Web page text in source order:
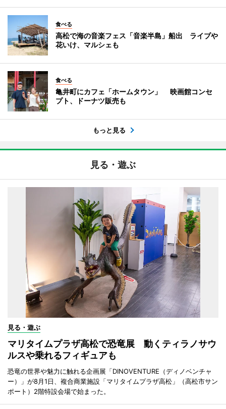
食べる
高松で海の音楽フェス「音楽半島」船出 ライブや
花いけ、マルシェも
食べる
亀井町にカフェ「ホームタウン」 映画館コンセ
プト、ドーナツ販売も
もっと見る
見る・遊ぶ
見る・遊ぶ
マリタイムプラザ高松で恐竜展 動くティラノサウ
ルスや乗れるフィギュアも
恐竜の世界や魅力に触れる企画展「DINOVENTURE（ディノベンチャ
ー）」が8月1日、複合商業施設「マリタイムプラザ高松」（高松市サン
ポート）2階特設会場で始まった。